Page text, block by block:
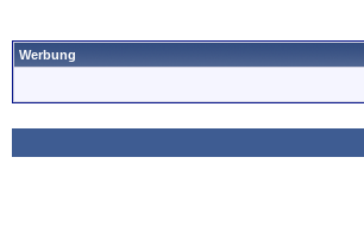
Werbung